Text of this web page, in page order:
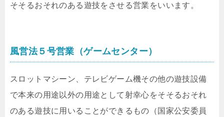
そそるおそれのある遊技をさせる営業をいいます。
風営法５号営業（ゲームセンター）
スロットマシーン、テレビゲーム機その他の遊技設備
で本来の用途以外の用途として射幸心をそそるおそれ
のある遊技に用いることができるもの（国家公安委員